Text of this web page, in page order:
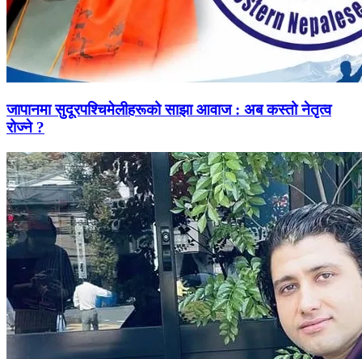
जापानमा सुदूरपश्चिमेलीहरूको साझा आवाज : अब कस्तो नेतृत्व
रोज्ने ?